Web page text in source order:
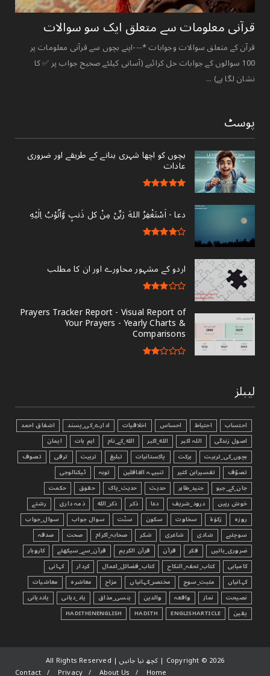
قرآنی ‏معلومات ‏سے ‏متعلق ‏ایک ‏سو ‏سوالات ‏
قرآن کے متعلق سوالات وجوابات *---اپنے بچوں سے قرآنی معلومات پر
100 سوالوں کے جوابات حل کرائیے (آسانی کیلئے صحیح جواب پر ✅ کا
نشان لگا ہے) ...
پوسٹ
بچوں کو اچھا شہری بنانے کے طریقے اور ضروری
عادات
دعا - ‎اَسْتَغْفِرُ اللهَ رَبِّىْ مِنْ کل ذَنبٍ وَّاَتُوْبُ اِلَيْهِ
اردو کے مشہور محاورے اور ان کا مطلب
Prayers Tracker Report - Visual Report of
Your Prayers - Yearly Charts &
Comparisons
لیبلز
احتساب احتیاط احساس اخلاقیات ادارے_کی_پسند
اشفاق احمد
اصول زندگی
اللہ اکبر الله_اکبر الله_کے_نام اہم بات
ایمان
بچوں_کی_تربیت
برکت پاکستانیات تبليغ تربیت ترقی
تصوف
تصوّف
تفسیرابن کثیر تنبیہہ الغافلین توبہ
ٹیکنالوجی
جان_کے_جیو
جنید_طاہر حدیث حدیث_پاک حقوق
حکمت
خوش رہیں
درود_شریف دعا ذکر ذکر_الله ذمہ داری
رشتے
روزہ
زکوٰۃ سخاوت سکون سنّت سوال جواب
سوال_جواب
سوچئیے
شادی شاعری شکر صحابہ_اکرام صحت
صدقہ
ضروری_باتیں
فکر قرآن قرآن الکریم قرآن_سے_سیکھئے
کاروبار
کامیابی
کتاب_تحفہ_النکاح کتاب_فضائل_اعمال کردار
کہانی
کہانیاں
مثبت_سوچ مختصر_کہانیاں مزاح معاشرہ
معاشیات
نصیحت
نماز واقعہ والدین ہنسی_مذاق یاد_دہانی
یاددہانی
یقین
ENGLISHARTICLE
HADITH
HADITHINENGLISH
Copyright © 2026 | کچھ نیا جانیں | All Rights Reserved
Home
About Us
Privacy
Contact